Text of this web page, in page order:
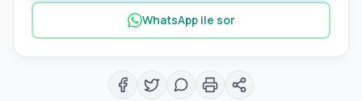
WhatsApp ile sor